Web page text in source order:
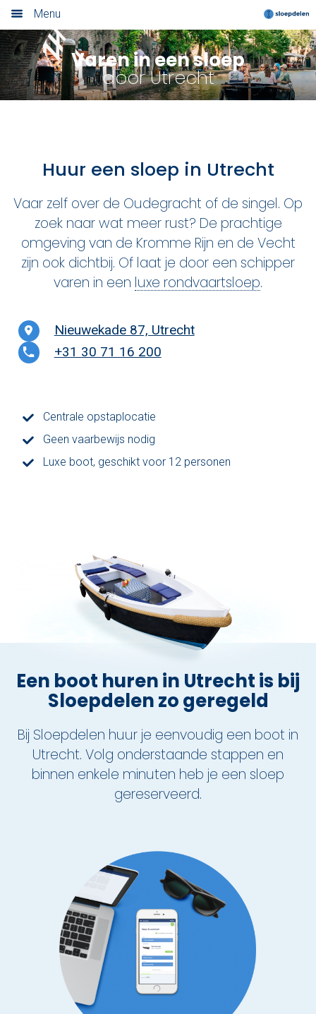
Menu
Home
Nieuwsoverzicht
Amsterdam
Utrecht
Rotterdam
Haarlem
Den Haag
Vecht
Tarieven
Cadeaubon
Klassieke sloep
XL Lounge sloep
Contact
Over Sloepdelen
Werken bij Sloepdelen
Algemene voorwaarden
Nu reserveren
Varen in een sloep
door Utrecht
Huur een sloep in Utrecht
Vaar zelf over de Oudegracht of de singel. Op
zoek naar wat meer rust? De prachtige
omgeving van de Kromme Rijn en de Vecht
zijn ook dichtbij. Of laat je door een schipper
varen in een luxe rondvaartsloep.
Nieuwekade 87, Utrecht
+31 30 71 16 200
Centrale opstaplocatie
Geen vaarbewijs nodig
Luxe boot, geschikt voor 12 personen
Een boot huren in Utrecht is bij
Sloepdelen zo geregeld
Bij Sloepdelen huur je eenvoudig een boot in
Utrecht. Volg onderstaande stappen en
binnen enkele minuten heb je een sloep
gereserveerd.